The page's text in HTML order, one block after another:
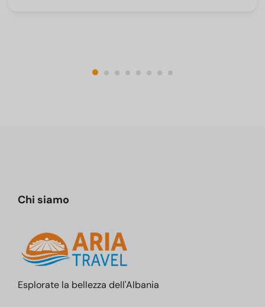
Chi siamo
Esplorate la bellezza dell'Albania